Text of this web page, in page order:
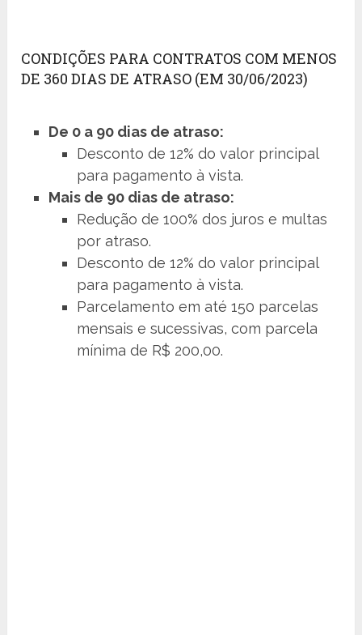
CONDIÇÕES PARA CONTRATOS COM MENOS
DE 360 DIAS DE ATRASO (EM 30/06/2023)
De 0 a 90 dias de atraso:
Desconto de 12% do valor principal
para pagamento à vista.
Mais de 90 dias de atraso:
Redução de 100% dos juros e multas
por atraso.
Desconto de 12% do valor principal
para pagamento à vista.
Parcelamento em até 150 parcelas
mensais e sucessivas, com parcela
mínima de R$ 200,00.